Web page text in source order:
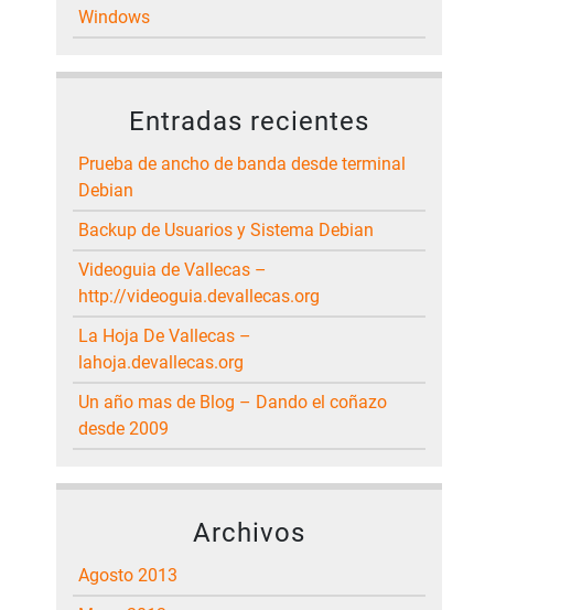
Windows
Entradas recientes
Prueba de ancho de banda desde terminal
Debian
Backup de Usuarios y Sistema Debian
Videoguia de Vallecas –
http://videoguia.devallecas.org
La Hoja De Vallecas –
lahoja.devallecas.org
Un año mas de Blog – Dando el coñazo
desde 2009
Archivos
agosto 2013